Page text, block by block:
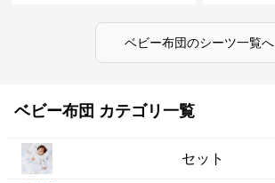
ベビー布団のシーツ一覧へ
ベビー布団 カテゴリ一覧
セット